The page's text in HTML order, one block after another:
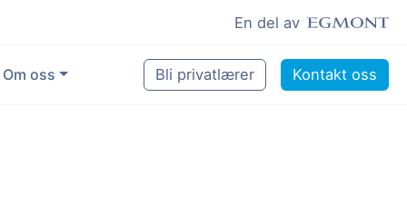
En del av
Om oss Bli privatlærer Kontakt oss